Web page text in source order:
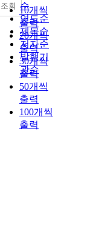
순
연도순
제목순
저자순
발행기
관순
10개씩
출력
20개씩
출력
30개씩
출력
50개씩
출력
100개씩
출력
조회